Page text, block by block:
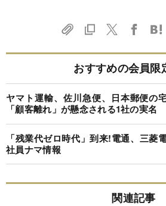
おすすめの会員限
ヤマト運輸、佐川急便、日本郵便の
「顧客離れ」が懸念される1社の実名
「残業代ゼロ時代」到来!電通、三菱
社員ナマ情報
関連記事